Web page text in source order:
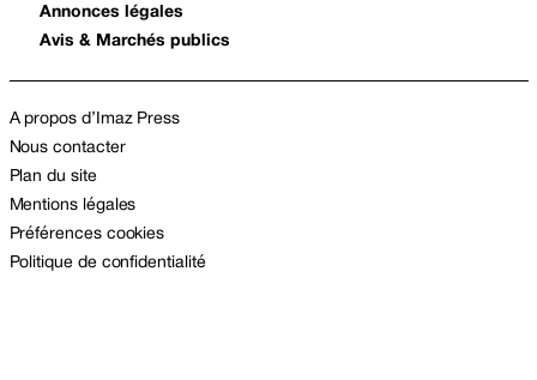
Annonces légales
Avis & Marchés publics
A propos d’Imaz Press
Nous contacter
Plan du site
Mentions légales
Préférences cookies
Politique de confidentialité